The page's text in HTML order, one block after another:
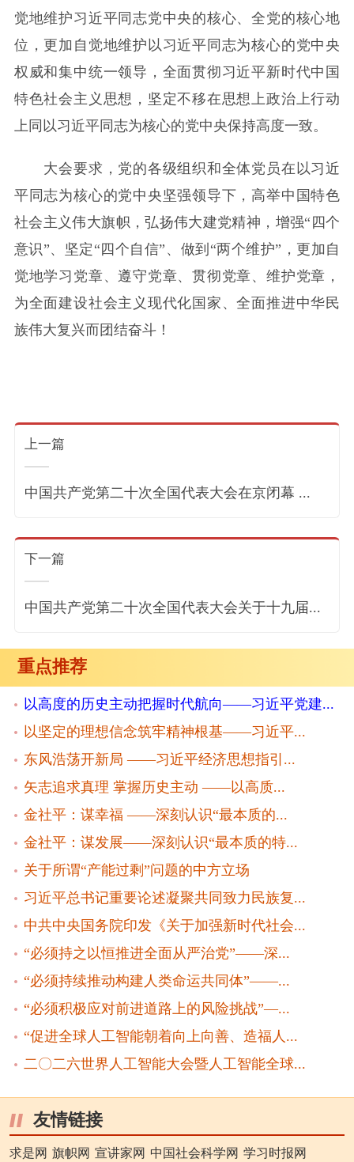
觉地维护习近平同志党中央的核心、全党的核心地
位，更加自觉地维护以习近平同志为核心的党中央
权威和集中统一领导，全面贯彻习近平新时代中国
特色社会主义思想，坚定不移在思想上政治上行动
上同以习近平同志为核心的党中央保持高度一致。
大会要求，党的各级组织和全体党员在以习近
平同志为核心的党中央坚强领导下，高举中国特色
社会主义伟大旗帜，弘扬伟大建党精神，增强“四个
意识”、坚定“四个自信”、做到“两个维护”，更加自
觉地学习党章、遵守党章、贯彻党章、维护党章，
为全面建设社会主义现代化国家、全面推进中华民
族伟大复兴而团结奋斗！
上一篇
中国共产党第二十次全国代表大会在京闭幕 ...
下一篇
中国共产党第二十次全国代表大会关于十九届...
重点推荐
以高度的历史主动把握时代航向——习近平党建...
以坚定的理想信念筑牢精神根基——习近平...
东风浩荡开新局 ——习近平经济思想指引...
矢志追求真理 掌握历史主动 ——以高质...
金社平：谋幸福 ——深刻认识“最本质的...
金社平：谋发展——深刻认识“最本质的特...
关于所谓“产能过剩”问题的中方立场
习近平总书记重要论述凝聚共同致力民族复...
中共中央国务院印发《关于加强新时代社会...
“必须持之以恒推进全面从严治党”——深...
“必须持续推动构建人类命运共同体”——...
“必须积极应对前进道路上的风险挑战”—...
“促进全球人工智能朝着向上向善、造福人...
二〇二六世界人工智能大会暨人工智能全球...
友情链接
求是网 旗帜网 宣讲家网 中国社会科学网 学习时报网